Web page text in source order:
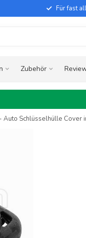
Für fast
Zubehör
Schlüsselhülle Cover